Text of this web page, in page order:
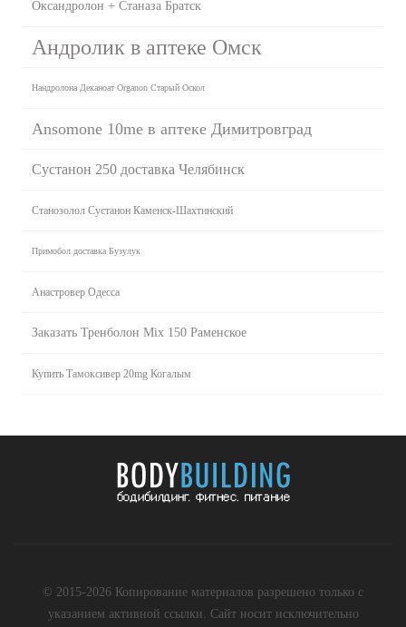
Оксандролон + Станаза Братск
Андролик в аптеке Омск
Нандролона Деканоат Organon Старый Оскол
Ansomone 10me в аптеке Димитровград
Сустанон 250 доставка Челябинск
Станозолол Сустанон Каменск-Шахтинский
Примобол доставка Бузулук
Анастровер Одесса
Заказать Тренболон Mix 150 Раменское
Купить Тамоксивер 20mg Когалым
© 2015-2026 Копирование материалов разрешено только с
указанием активной ссылки. Сайт носит исключительно